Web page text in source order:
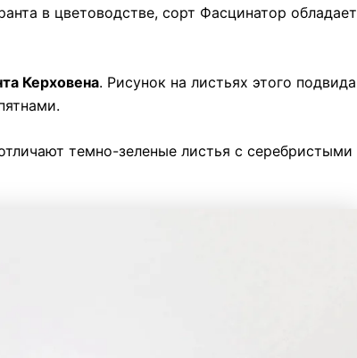
в цветоводстве, сорт Фасцинатор обладает
Керховена. Рисунок на листьях этого подвида
темно-зеленые листья с серебристыми